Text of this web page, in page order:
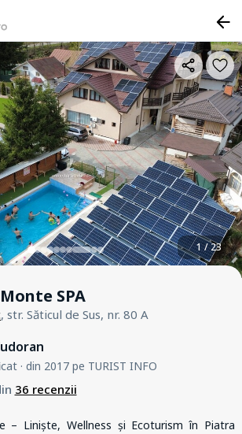
1 / 23
SPA
, str. Săticul de Sus, nr. 80 A
· din 2017 pe TURIST INFO
36 recenzii
– Liniște, Wellness și Ecoturism în Piatra